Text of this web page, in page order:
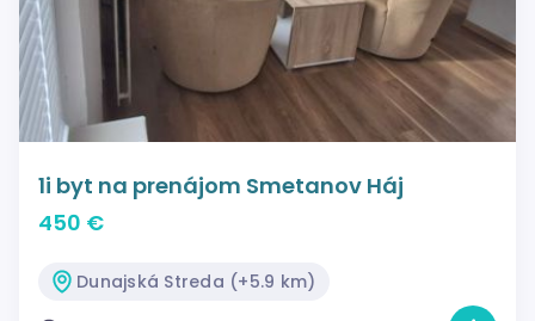
1i byt na prenájom Smetanov Háj
450 €
Dunajská Streda (+5.9 km)